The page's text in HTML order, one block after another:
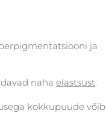
ja
naha elastsust.
kokkupuude võib